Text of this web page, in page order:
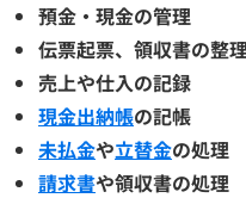
預金・現金の管理
伝票起票、領収書の整
売上や仕入の記録
現金出納帳の記帳
未払金や立替金の処理
請求書や領収書の処理